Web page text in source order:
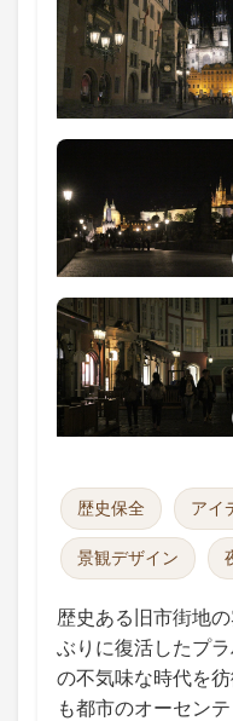
歴史保全 アイ
景観デザイン
歴史ある旧市街地
ぶりに復活したプ
の不気味な時代を
も都市のオーセン